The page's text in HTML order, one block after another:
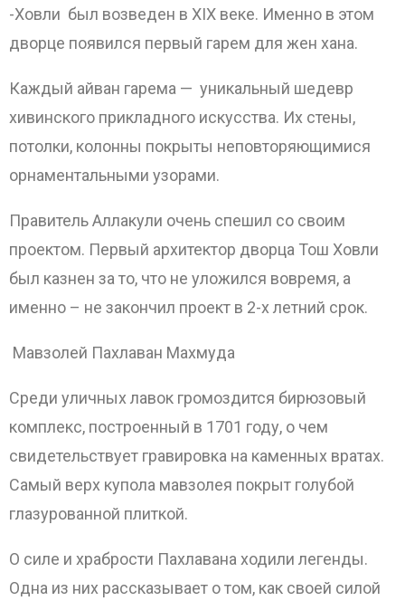
-Ховли был возведен в XIX веке. Именно в этом
дворце появился первый гарем для жен хана.
Каждый айван гарема — уникальный шедевр
хивинского прикладного искусства. Их стены,
потолки, колонны покрыты неповторяющимися
орнаментальными узорами.
Правитель Аллакули очень спешил со своим
проектом. Первый архитектор дворца Тош Ховли
был казнен за то, что не уложился вовремя, а
именно – не закончил проект в 2-х летний срок.
Мавзолей Пахлаван Махмуда
Среди уличных лавок громоздится бирюзовый
комплекс, построенный в 1701 году, о чем
свидетельствует гравировка на каменных вратах.
Самый верх купола мавзолея покрыт голубой
глазурованной плиткой.
О силе и храбрости Пахлавана ходили легенды.
Одна из них рассказывает о том, как своей силой